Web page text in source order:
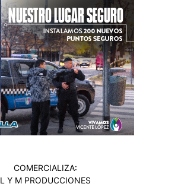
COMERCIALIZA:
L Y M PRODUCCIONES